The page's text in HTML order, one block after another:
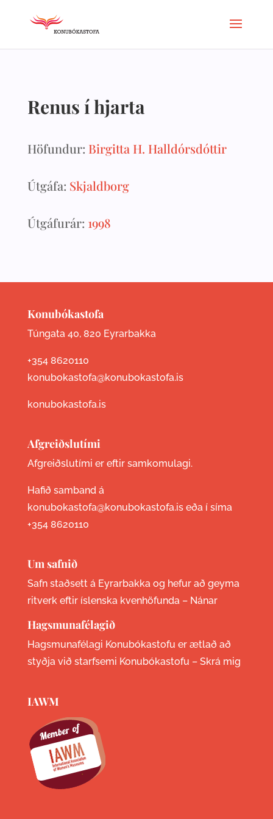
Renus í hjarta
Höfundur: Birgitta H. Halldórsdóttir
Útgáfa: Skjaldborg
Útgáfurár: 1998
Konubókastofa
Túngata 40, 820 Eyrarbakka
+354 8620110
konubokastofa@konubokastofa.is
konubokastofa.is
Afgreiðslutími
Afgreiðslutími er eftir samkomulagi.
Hafið samband á
konubokastofa@konubokastofa.is eða í síma
+354 8620110
Um safnið
Safn staðsett á Eyrarbakka og hefur að geyma
ritverk eftir íslenska kvenhöfunda – Nánar
Hagsmunafélagið
Hagsmunafélagi Konubókastofu er ætlað að
styðja við starfsemi Konubókastofu – Skrá mig
IAWM